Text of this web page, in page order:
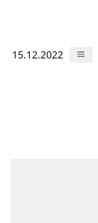
15.12.2022